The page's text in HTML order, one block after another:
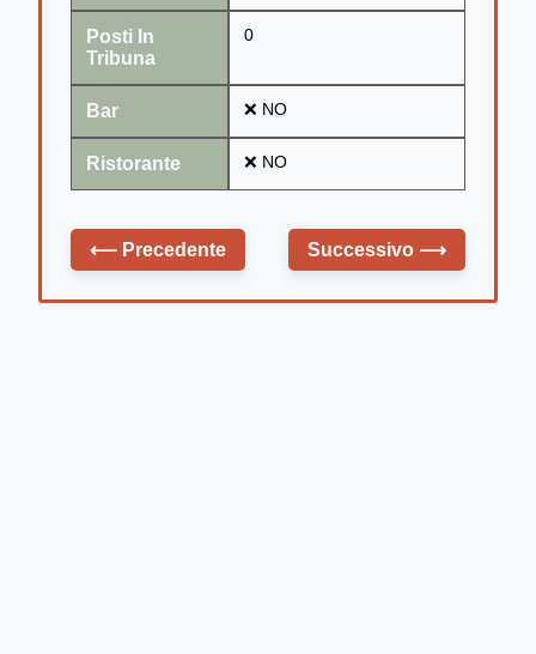
Posti In
Tribuna
0
Bar ❌ NO
Ristorante ❌ NO
⟵ Precedente Successivo ⟶